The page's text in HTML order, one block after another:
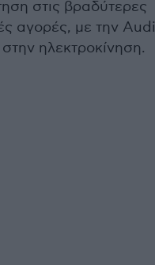
στις βραδύτερες
αγορές, με την Audi
ηλεκτροκίνηση.